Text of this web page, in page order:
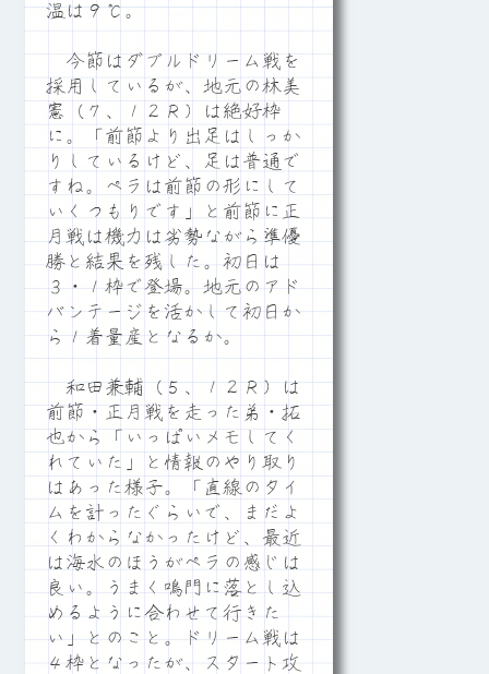
温は９℃。
今節はダブルドリーム戦を
採用しているが、地元の林美
憲（７、１２Ｒ）は絶好枠
に。「前節より出足はしっか
りしているけど、足は普通で
すね。ペラは前節の形にして
いくつもりです」と前節に正
月戦は機力は劣勢ながら準優
勝と結果を残した。初日は
３・１枠で登場。地元のアド
バンテージを活かして初日か
ら１着量産となるか。
和田兼輔（５、１２Ｒ）は
前節・正月戦を走った弟・拓
也から「いっぱいメモしてく
れていた」と情報のやり取り
はあった様子。「直線のタイ
ムを計ったぐらいで、まだよ
くわからなかったけど、最近
は海水のほうがペラの感じは
良い。うまく鳴門に落とし込
めるように合わせて行きた
い」とのこと。ドリーム戦は
４枠となったが、スタート攻